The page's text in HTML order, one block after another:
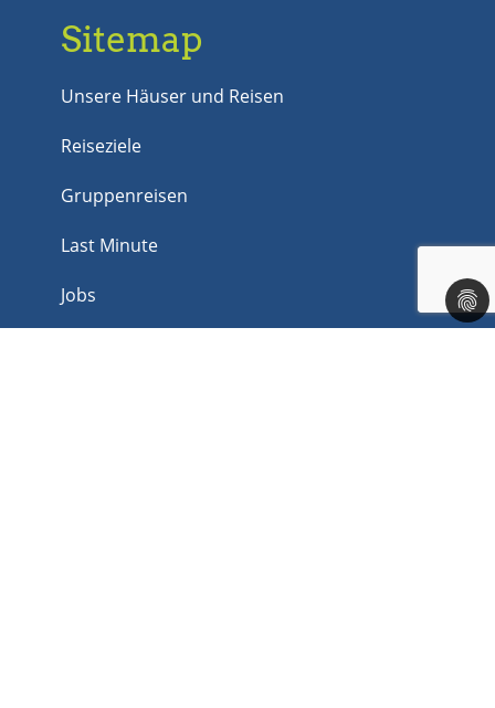
Sitemap
Unsere Häuser und Reisen
Reiseziele
Gruppenreisen
Last Minute
Jobs